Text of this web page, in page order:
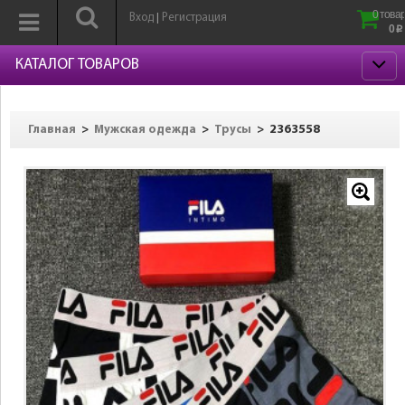
Вход Регистрация
0
0 p
КАТАЛОГ ТОВАРОВ
Главная > Мужская одежда > Трусы > 2363558